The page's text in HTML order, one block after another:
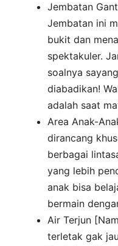
Jembatan
Jembatan ini
bukit dan
spektakuler.
soalnya
diabadikan!
adalah saat
Area Anak-
dirancang
berbagai
yang lebih
anak bisa
bermain
Air Terjun
terletak gak